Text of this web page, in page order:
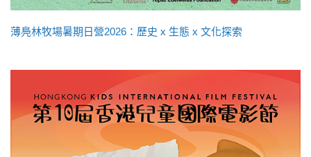
薄鳧林牧場暑期日營2026：歷史 x 生態 x 文化探索